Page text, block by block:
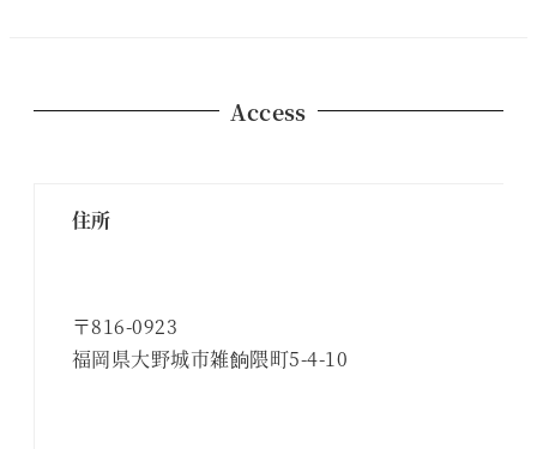
Access
住所
〒816-0923
福岡県大野城市雑餉隈町5-4-10